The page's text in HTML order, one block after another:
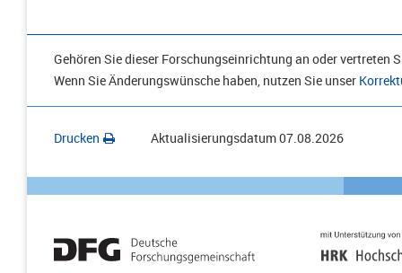
Gehören Sie dieser Forschungseinrichtung an oder vertreten
Wenn Sie Änderungswünsche haben, nutzen Sie unser
Drucken Aktualisierungsdatum07.08.2026